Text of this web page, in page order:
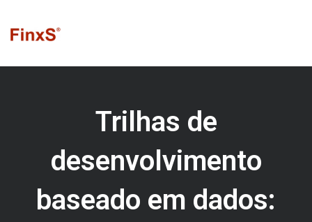
para
conteúdo
Trilhas de
desenvolvimento
baseado em dados: